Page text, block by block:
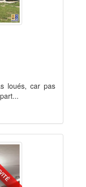
loués, car pas